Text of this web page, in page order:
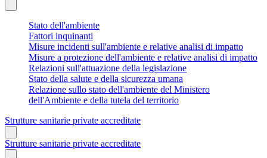
Stato dell'ambiente
Fattori inquinanti
Misure incidenti sull'ambiente e relative analisi di impatto
Misure a protezione dell'ambiente e relative analisi di impatto
Relazioni sull'attuazione della legislazione
Stato della salute e della sicurezza umana
Relazione sullo stato dell'ambiente del Ministero
dell'Ambiente e della tutela del territorio
Strutture sanitarie private accreditate
Strutture sanitarie private accreditate